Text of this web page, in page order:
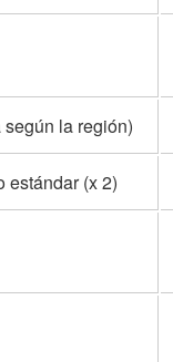
la región)
estándar (x 2)